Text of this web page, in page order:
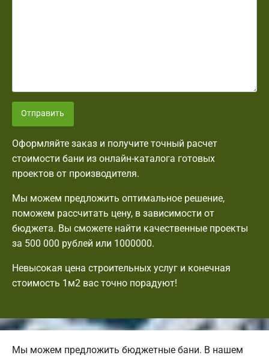
Отправить
Оформляйте заказ и получите точный расчет
стоимости бани из онлайн-каталога готовых
проектов от производителя.
Мы можем предложить оптимальное решение,
поможем рассчитать цену, в зависимости от
бюджета. Вы сможете найти качественные проекты
за 500 000 рублей или 1000000.
Невысокая цена строительных услуг и конечная
стоимость 1м2 вас точно порадуют!
Мы можем предложить бюджетные бани. В нашем